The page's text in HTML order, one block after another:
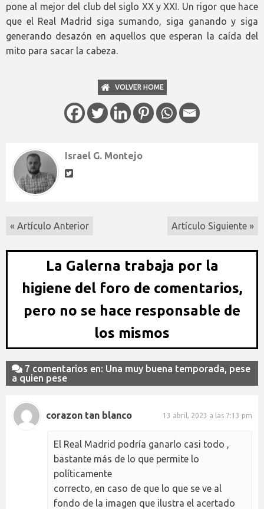
pone al mejor del club del siglo XX y XXI. Un rigor que hace
que el Real Madrid siga sumando, siga ganando y siga
generando desazón en aquellos que esperan la caída del
mito para sacar la cabeza.
VOLVER HOME
Israel G. Montejo
« Artículo Anterior Artículo Siguiente »
La Galerna trabaja por la
higiene del foro de comentarios,
pero no se hace responsable de
los mismos
7 comentarios en: Una muy buena temporada, pese
a quien pese
corazon tan blanco 13 abril, 2023 a las 7:13 pm
El Real Madrid podría ganarlo casi todo ,
bastante más de lo que permite lo
políticamente
correcto, en caso de que lo que se ve al
fondo de la imagen que ilustra el acertado